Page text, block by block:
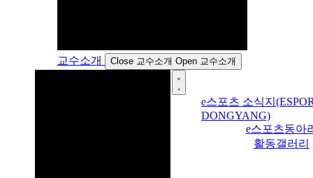
교수소개 Close 교수소개 Open 교수소개
e스포츠 소식지
DONGYANG)
e스포츠동아
활동갤러리